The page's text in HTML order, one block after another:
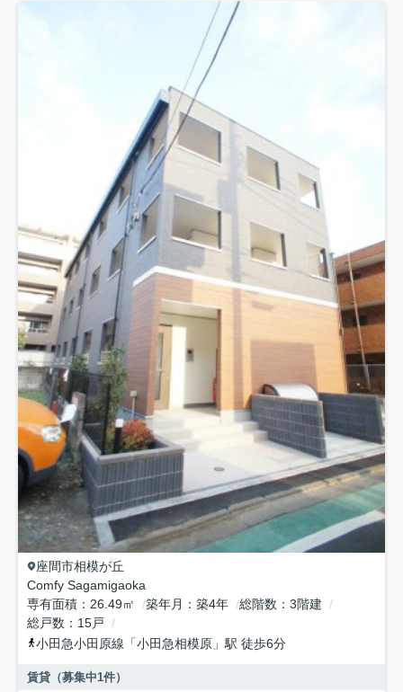
座間市相模が丘
Comfy Sagamigaoka
専有面積
26.49㎡ 築年月 築4年 総階数
3階建
総戸数
15戸
小田急小田原線 「小田急相模原 」駅 徒歩6分
賃貸（募集中1件）